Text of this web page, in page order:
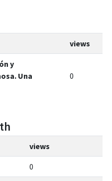
views
y
Una
0
views
0